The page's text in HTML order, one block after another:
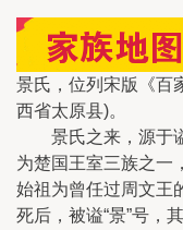
景氏，位列宋版《百
西省太原县)。
景氏之来，源于谥
为楚国王室三族之一
始祖为曾任过周文王
死后，被谥“景”号，